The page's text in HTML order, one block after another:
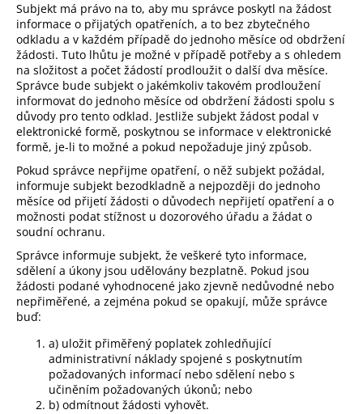
Subjekt má právo na to, aby mu správce poskytl na žádost
informace o přijatých opatřeních, a to bez zbytečného
odkladu a v každém případě do jednoho měsíce od obdržení
žádosti. Tuto lhůtu je možné v případě potřeby a s ohledem
na složitost a počet žádostí prodloužit o další dva měsíce.
Správce bude subjekt o jakémkoliv takovém prodloužení
informovat do jednoho měsíce od obdržení žádosti spolu s
důvody pro tento odklad. Jestliže subjekt žádost podal v
elektronické formě, poskytnou se informace v elektronické
formě, je-li to možné a pokud nepožaduje jiný způsob.
Pokud správce nepřijme opatření, o něž subjekt požádal,
informuje subjekt bezodkladně a nejpozději do jednoho
měsíce od přijetí žádosti o důvodech nepřijetí opatření a o
možnosti podat stížnost u dozorového úřadu a žádat o
soudní ochranu.
Správce informuje subjekt, že veškeré tyto informace,
sdělení a úkony jsou udělovány bezplatně. Pokud jsou
žádosti podané vyhodnocené jako zjevně nedůvodné nebo
nepřiměřené, a zejména pokud se opakují, může správce
buď:
a) uložit přiměřený poplatek zohledňující
administrativní náklady spojené s poskytnutím
požadovaných informací nebo sdělení nebo s
učiněním požadovaných úkonů; nebo
b) odmítnout žádosti vyhovět.